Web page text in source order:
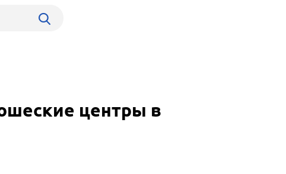
центры в